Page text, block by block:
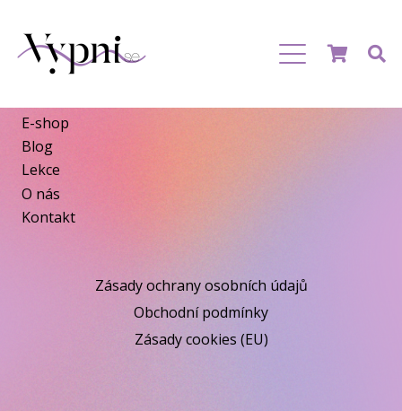
E-shop
Blog
Lekce
O nás
Kontakt
Zásady ochrany osobních údajů
Obchodní podmínky
Zásady cookies (EU)